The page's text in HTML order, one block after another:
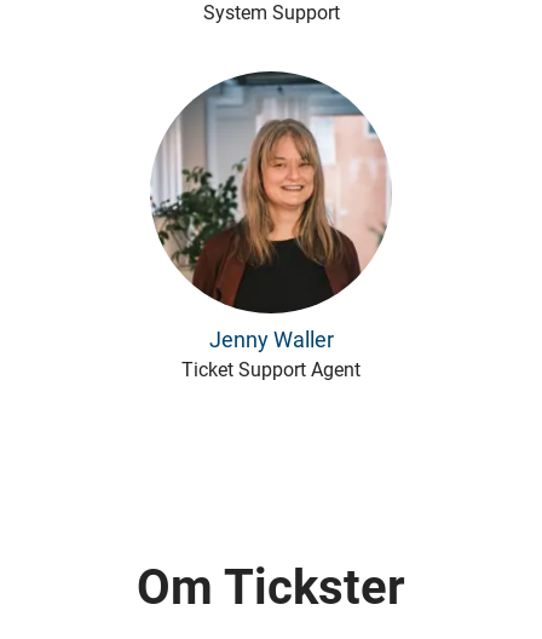
System Support
Jenny Waller
Ticket Support Agent
Om Tickster